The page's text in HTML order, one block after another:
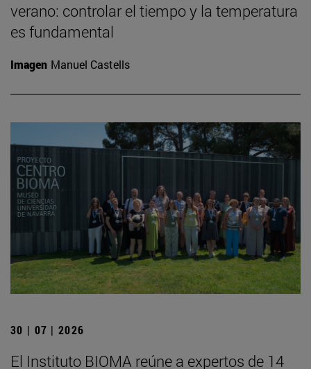
verano: controlar el tiempo y la temperatura
es fundamental
Imagen Manuel Castells
30 | 07 | 2026
El Instituto BIOMA reúne a expertos de 14